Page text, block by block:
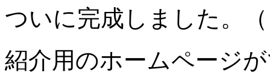
ついに完成しました。
紹介用のホームページ